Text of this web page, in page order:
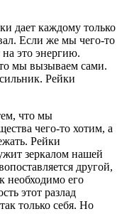
дает каждому только
Если же мы чего-то
на это энергию.
мы вызываем сами.
Рейки
что мы
чего-то хотим, а
Рейки
зеркалом нашей
другой,
необходимо его
этот разлад
только себя. Но